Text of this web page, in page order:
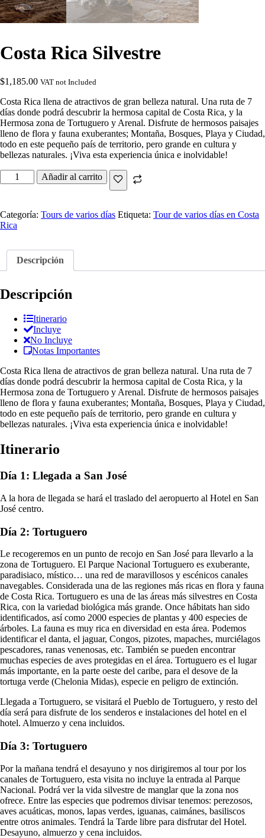
Costa Rica Silvestre
$1,185.00 VAT not Included
Costa Rica llena de atractivos de gran belleza natural. Una ruta de 7
días donde podrá descubrir la hermosa capital de Costa Rica, y la
Hermosa zona de Tortuguero y Arenal. Disfrute de hermosos paisajes
lleno de flora y fauna exuberantes; Montaña, Bosques, Playa y Ciudad,
todo en este pequeño país de territorio, pero grande en cultura y
bellezas naturales. ¡Viva esta experiencia única e inolvidable!
Añadir al carrito
Categoría: Tours de varios días Etiqueta: Tour de varios días en Costa
Rica
Descripción
Descripción
Itinerario
Incluye
No Incluye
Notas Importantes
Costa Rica llena de atractivos de gran belleza natural. Una ruta de 7
días donde podrá descubrir la hermosa capital de Costa Rica, y la
Hermosa zona de Tortuguero y Arenal. Disfrute de hermosos paisajes
lleno de flora y fauna exuberantes; Montaña, Bosques, Playa y Ciudad,
todo en este pequeño país de territorio, pero grande en cultura y
bellezas naturales. ¡Viva esta experiencia única e inolvidable!
Itinerario
Día 1: Llegada a San José
A la hora de llegada se hará el traslado del aeropuerto al Hotel en San
José centro.
Día 2: Tortuguero
Le recogeremos en un punto de recojo en San José para llevarlo a la
zona de Tortuguero. El Parque Nacional Tortuguero es exuberante,
paradisiaco, místico… una red de maravillosos y escénicos canales
navegables. Considerada una de las regiones más ricas en flora y fauna
de Costa Rica. Tortuguero es una de las áreas más silvestres en Costa
Rica, con la variedad biológica más grande. Once hábitats han sido
identificados, así como 2000 especies de plantas y 400 especies de
árboles. La fauna es muy rica en diversidad en esta área. Podemos
identificar el danta, el jaguar, Congos, pizotes, mapaches, murciélagos
pescadores, ranas venenosas, etc. También se pueden encontrar
muchas especies de aves protegidas en el área. Tortuguero es el lugar
más importante, en la parte oeste del caribe, para el desove de la
tortuga verde (Chelonia Midas), especie en peligro de extinción.
Llegada a Tortuguero, se visitará el Pueblo de Tortuguero, y resto del
día será para disfrute de los senderos e instalaciones del hotel en el
hotel. Almuerzo y cena incluidos.
Día 3: Tortuguero
Por la mañana tendrá el desayuno y nos dirigiremos al tour por los
canales de Tortuguero, esta visita no incluye la entrada al Parque
Nacional. Podrá ver la vida silvestre de manglar que la zona nos
ofrece. Entre las especies que podremos divisar tenemos: perezosos,
aves acuáticas, monos, lapas verdes, iguanas, caimánes, basiliscos
entre otros animales. Tendrá la Tarde libre para disfrutar del Hotel.
Desayuno, almuerzo y cena incluidos.